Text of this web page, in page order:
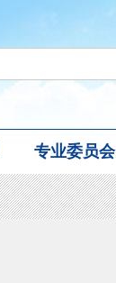
专业委员会